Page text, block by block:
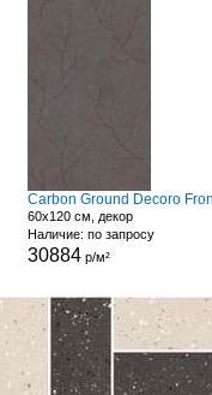
Carbon Ground Decoro
60x120 см, декор
Наличие: по запросу
30884 р/м²